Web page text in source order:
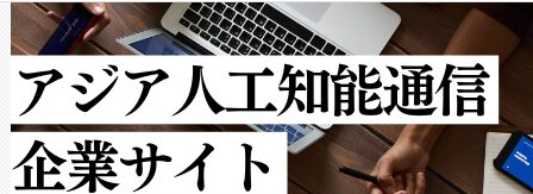
クルの各段階のデータを監視
[…]
で向上し、最大検知距離は
ットだけで最大1キロメート
ルの変電所周囲を監視でき、
作業と点群処理を簡素化でき